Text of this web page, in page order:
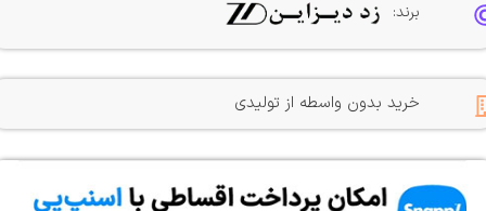
برند:
خرید بدون واسطه از تولیدی